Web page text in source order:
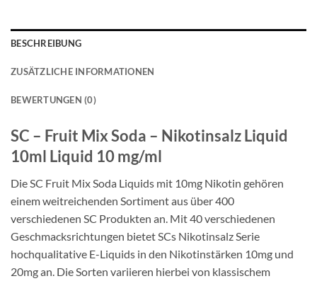
BESCHREIBUNG
ZUSÄTZLICHE INFORMATIONEN
BEWERTUNGEN (0)
SC – Fruit Mix Soda – Nikotinsalz Liquid
10ml Liquid 10 mg/ml
Die SC Fruit Mix Soda Liquids mit 10mg Nikotin gehören
einem weitreichenden Sortiment aus über 400
verschiedenen SC Produkten an. Mit 40 verschiedenen
Geschmacksrichtungen bietet SCs Nikotinsalz Serie
hochqualitative E-Liquids in den Nikotinstärken 10mg und
20mg an. Die Sorten variieren hierbei von klassischem